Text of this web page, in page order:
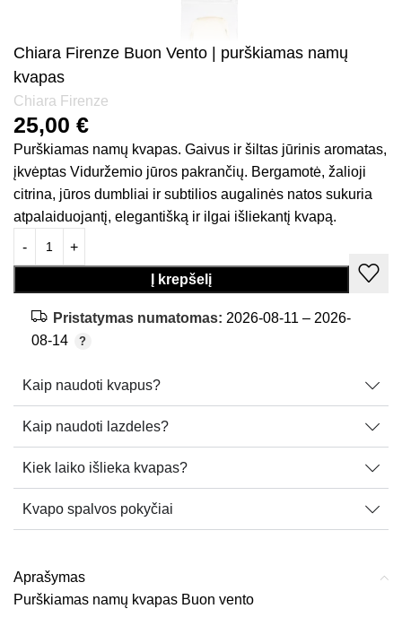
Chiara Firenze Buon Vento | purškiamas namų
kvapas
Chiara Firenze
25,00 €
Purškiamas namų kvapas. Gaivus ir šiltas jūrinis aromatas,
įkvėptas Viduržemio jūros pakrančių. Bergamotė, žalioji
citrina, jūros dumbliai ir subtilios augalinės natos sukuria
atpalaiduojantį, elegantišką ir ilgai išliekantį kvapą.
Į krepšelį
Pristatymas numatomas: 2026-08-11 – 2026-
08-14
Kaip naudoti kvapus?
Kaip naudoti lazdeles?
Kiek laiko išlieka kvapas?
Kvapo spalvos pokyčiai
Aprašymas
Purškiamas namų kvapas Buon vento